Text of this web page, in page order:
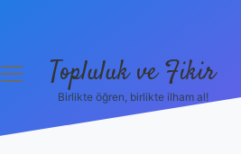
menüyüTopluluk ve Fikir
Birlikte öğren, birlikte ilham al!